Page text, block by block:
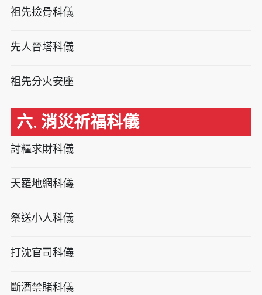
祖先撿骨科儀
先人晉塔科儀
祖先分火安座
六. 消災祈福科儀
討糧求財科儀
天羅地網科儀
祭送小人科儀
打沈官司科儀
斷酒禁賭科儀